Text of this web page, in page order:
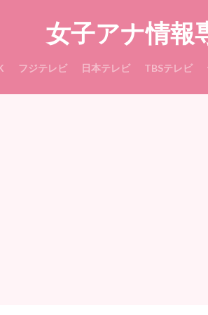
女子アナ情報
フジテレビ 日本テレビ TBSテレビ